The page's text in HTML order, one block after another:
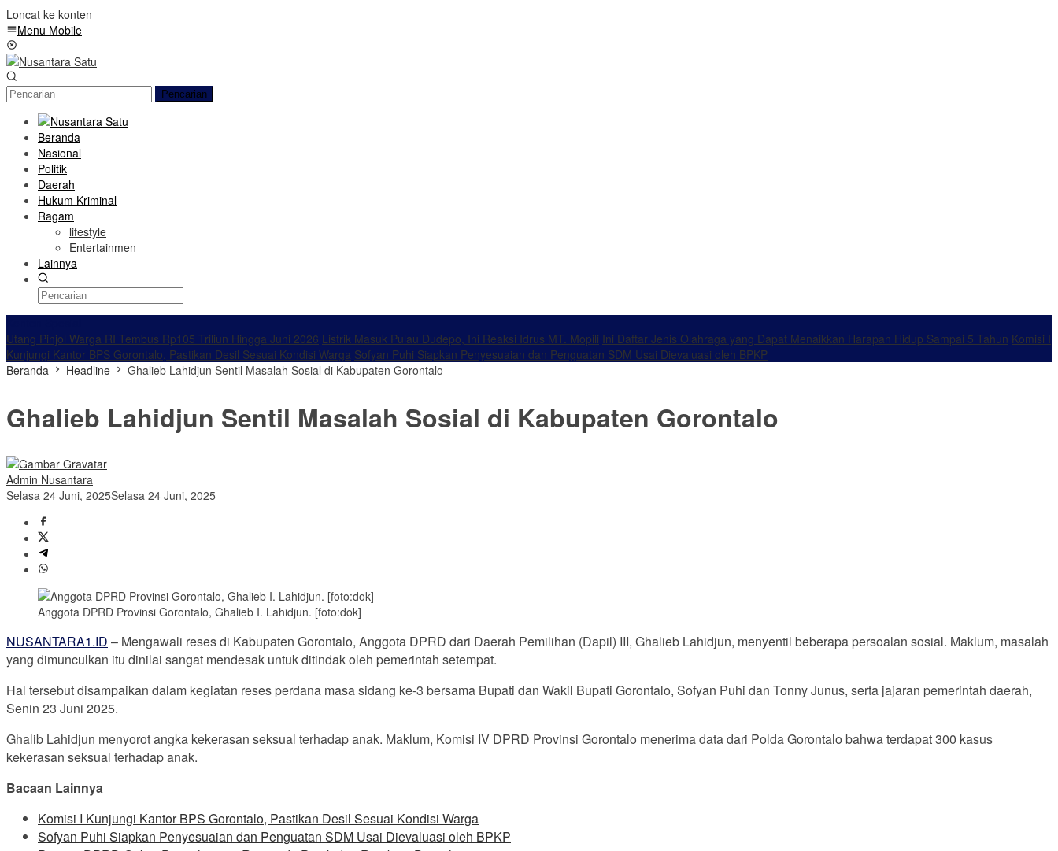
Loncat ke konten
Menu Mobile
Pencarian
Beranda
Nasional
Politik
Daerah
Hukum Kriminal
Ragam
lifestyle
Entertainmen
Lainnya
Utang Pinjol Warga RI Tembus Rp105 Triliun Hingga Juni 2026 Listrik Masuk Pulau Dudepo, Ini Reaksi Idrus MT. Mopili Ini Daftar Jenis Olahraga yang Dapat Menaikkan Harapan Hidup Sampai 5 Tahun Komisi I
Kunjungi Kantor BPS Gorontalo, Pastikan Desil Sesuai Kondisi Warga Sofyan Puhi Siapkan Penyesuaian dan Penguatan SDM Usai Dievaluasi oleh BPKP
Beranda
Headline Ghalieb Lahidjun Sentil Masalah Sosial di Kabupaten Gorontalo
Ghalieb Lahidjun Sentil Masalah Sosial di Kabupaten Gorontalo
Admin Nusantara
Selasa 24 Juni, 2025Selasa 24 Juni, 2025
Anggota DPRD Provinsi Gorontalo, Ghalieb I. Lahidjun. [foto:dok]
NUSANTARA1.ID – Mengawali reses di Kabupaten Gorontalo, Anggota DPRD dari Daerah Pemilihan (Dapil) III, Ghalieb Lahidjun, menyentil beberapa persoalan sosial. Maklum, masalah
yang dimunculkan itu dinilai sangat mendesak untuk ditindak oleh pemerintah setempat.
Hal tersebut disampaikan dalam kegiatan reses perdana masa sidang ke-3 bersama Bupati dan Wakil Bupati Gorontalo, Sofyan Puhi dan Tonny Junus, serta jajaran pemerintah daerah,
Senin 23 Juni 2025.
Ghalib Lahidjun menyorot angka kekerasan seksual terhadap anak. Maklum, Komisi IV DPRD Provinsi Gorontalo menerima data dari Polda Gorontalo bahwa terdapat 300 kasus
kekerasan seksual terhadap anak.
Bacaan Lainnya
Komisi I Kunjungi Kantor BPS Gorontalo, Pastikan Desil Sesuai Kondisi Warga
Sofyan Puhi Siapkan Penyesuaian dan Penguatan SDM Usai Dievaluasi oleh BPKP